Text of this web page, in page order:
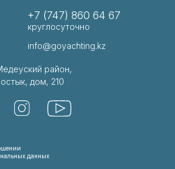
+7 (747) 860 64 67
район,
дом, 210
info@goyachting.kz
данных
круглосуточно